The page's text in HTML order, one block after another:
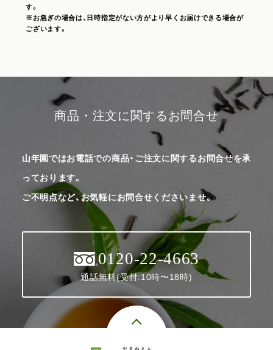
す。
※お急ぎの場合は、日時指定がない方がより早くお届けできる場合が
ございます。
商品・注文に関するお問合せ
山年園ではお電話での商品・ご注文に関するお問合せを承
っております。
ご不明点など、お気軽にお問合せくださいませ。
0120-22-4663
通話無料(受付:10時〜18時)